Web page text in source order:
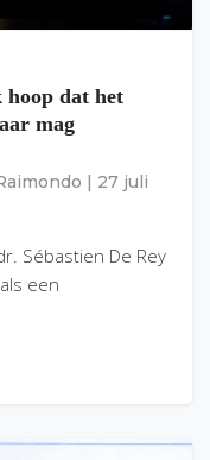
hoop dat het
mag
27 juli
Sébastien De Rey
een